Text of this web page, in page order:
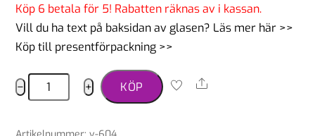
Köp 6 betala för 5! Rabatten räknas av i kassan.
Vill du ha text på baksidan av glasen? Läs mer här >>
Köp till presentförpackning >>
−
Vinglas
pyrenéerhund
+ KÖP Share